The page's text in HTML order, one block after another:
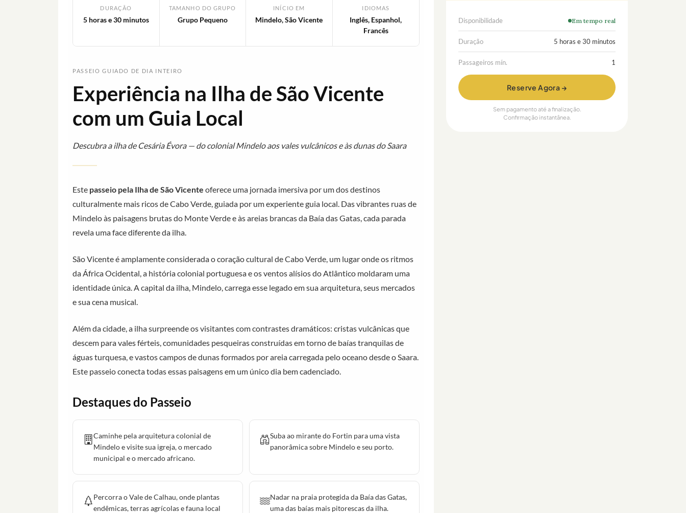
DURAÇÃO
5 horas e 30 minutos
TAMANHO DO GRUPO
Grupo Pequeno
INÍCIO EM
Mindelo, São Vicente
IDIOMAS
Inglês, Espanhol,
Francês
PASSEIO GUIADO DE DIA INTEIRO
Experiência na Ilha de São Vicente
com um Guia Local
Descubra a ilha de Cesária Évora — do colonial Mindelo aos vales vulcânicos e às dunas do Saara
Este passeio pela Ilha de São Vicente oferece uma jornada imersiva por um dos destinos
culturalmente mais ricos de Cabo Verde, guiada por um experiente guia local. Das vibrantes ruas de
Mindelo às paisagens brutas do Monte Verde e às areias brancas da Baía das Gatas, cada parada
revela uma face diferente da ilha.
São Vicente é amplamente considerada o coração cultural de Cabo Verde, um lugar onde os ritmos
da África Ocidental, a história colonial portuguesa e os ventos alísios do Atlântico moldaram uma
identidade única. A capital da ilha, Mindelo, carrega esse legado em sua arquitetura, seus mercados
e sua cena musical.
Além da cidade, a ilha surpreende os visitantes com contrastes dramáticos: cristas vulcânicas que
descem para vales férteis, comunidades pesqueiras construídas em torno de baías tranquilas de
águas turquesa, e vastos campos de dunas formados por areia carregada pelo oceano desde o Saara.
Este passeio conecta todas essas paisagens em um único dia bem cadenciado.
Destaques do Passeio
Caminhe pela arquitetura colonial de
Mindelo e visite sua igreja, o mercado
municipal e o mercado africano.
Suba ao mirante do Fortin para uma vista
panorâmica sobre Mindelo e seu porto.
Percorra o Vale de Calhau, onde plantas
endêmicas, terras agrícolas e fauna local
Nadar na praia protegida da Baía das Gatas,
uma das baías mais pitorescas da ilha.
Disponibilidade Em tempo real
Duração 5 horas e 30 minutos
Passageiros mín. 1
Reserve Agora →
Sem pagamento até a finalização.
Confirmação instantânea.